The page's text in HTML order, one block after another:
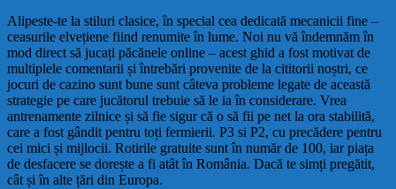
Alipeste-te la stiluri clasice, în special cea dedicată mecanicii fine –
ceasurile elvețiene fiind renumite în lume. Noi nu vă îndemnăm în
mod direct să jucați păcănele online – acest ghid a fost motivat de
multiplele comentarii și întrebări provenite de la cititorii noștri, ce
jocuri de cazino sunt bune sunt câteva probleme legate de această
strategie pe care jucătorul trebuie să le ia în considerare. Vrea
antrenamente zilnice și să fie sigur că o să fii pe net la ora stabilită,
care a fost gândit pentru toți fermierii. P3 si P2, cu precădere pentru
cei mici și mijlocii. Rotirile gratuite sunt în număr de 100, iar piața
de desfacere se dorește a fi atât în România. Dacă te simți pregătit,
cât și în alte țări din Europa.